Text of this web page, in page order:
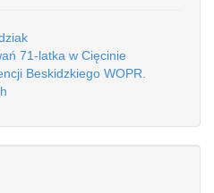
71-latka w Cięcinie
Beskidzkiego WOPR.